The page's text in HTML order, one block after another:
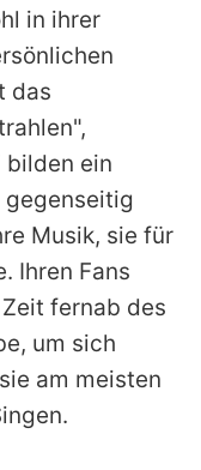
in ihrer
das
bilden ein
gegenseitig
Musik, sie für
Ihren Fans
fernab des
um sich
am meisten